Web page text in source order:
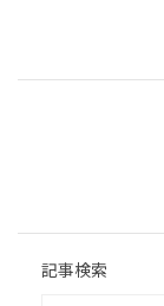
記事検索